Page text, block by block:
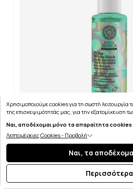
NATURA SIBERICA POLAR WHITE
GEL ΠΡΟΣΩΠΟΥ ΜΕΙΩΣΗ
Χρησιμοποιούμε cookies για τη σωστή λειτουργία
της επισκεψιμότητάς μας, για την εξατομίκευση
μας εύκολα! Μπορείς να δεις τη πολιτική μας για τα
Ναι, αποδέχομαι μόνο τα απαραίτητα cookies
Λεπτομέρειες Cookies - Προβολή
Ναι, τα
Περισσότερα